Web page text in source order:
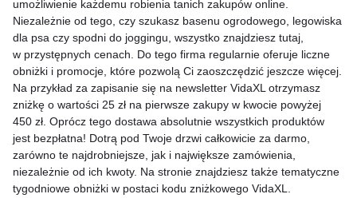
umożliwienie każdemu robienia tanich zakupów online.
Niezależnie od tego, czy szukasz basenu ogrodowego, legowiska
dla psa czy spodni do joggingu, wszystko znajdziesz tutaj,
w przystępnych cenach. Do tego firma regularnie oferuje liczne
obniżki i promocje, które pozwolą Ci zaoszczędzić jeszcze więcej.
Na przykład za zapisanie się na newsletter VidaXL otrzymasz
zniżkę o wartości 25 zł na pierwsze zakupy w kwocie powyżej
450 zł. Oprócz tego dostawa absolutnie wszystkich produktów
jest bezpłatna! Dotrą pod Twoje drzwi całkowicie za darmo,
zarówno te najdrobniejsze, jak i największe zamówienia,
niezależnie od ich kwoty. Na stronie znajdziesz także tematyczne
tygodniowe obniżki w postaci kodu zniżkowego VidaXL.